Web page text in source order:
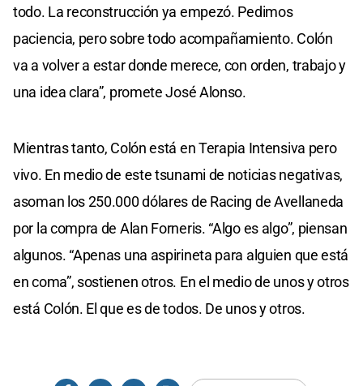
todo. La reconstrucción ya empezó. Pedimos
paciencia, pero sobre todo acompañamiento. Colón
va a volver a estar donde merece, con orden, trabajo y
una idea clara”, promete José Alonso.
Mientras tanto, Colón está en Terapia Intensiva pero
vivo. En medio de este tsunami de noticias negativas,
asoman los 250.000 dólares de Racing de Avellaneda
por la compra de Alan Forneris. “Algo es algo”, piensan
algunos. “Apenas una aspirineta para alguien que está
en coma”, sostienen otros. En el medio de unos y otros
está Colón. El que es de todos. De unos y otros.